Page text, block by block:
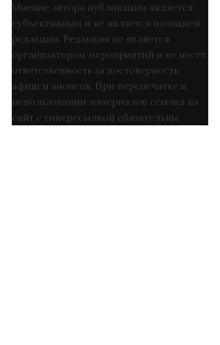
Мнение автора публикации является
субъективным и не является позицией
редакции. Редакция не является
организатором мероприятий и не несет
ответственность за достоверность
афиш и анонсов. При перепечатке и
использовании материалов ссылка на
сайт с гиперссылкой обязательны